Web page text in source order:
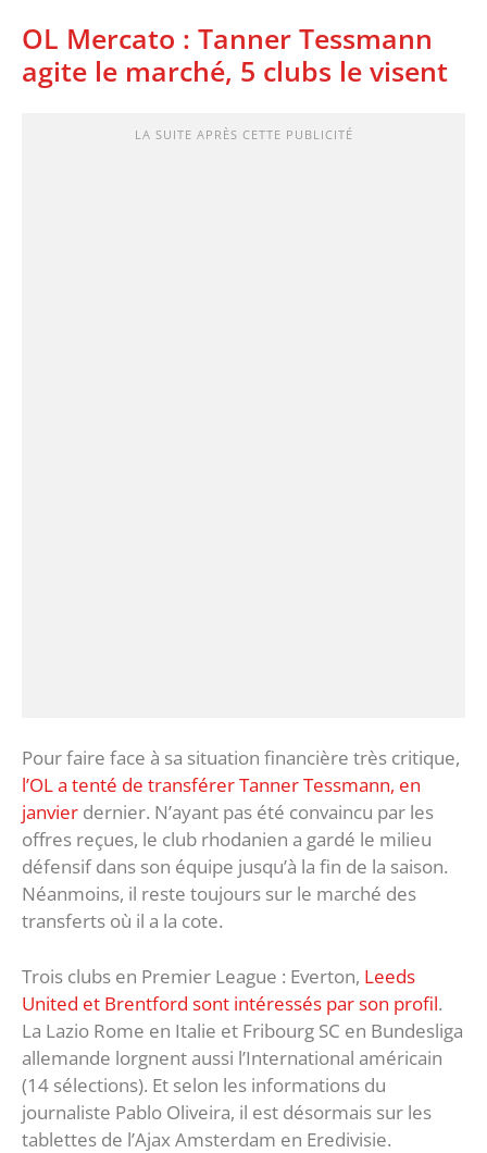
OL Mercato : Tanner Tessmann
agite le marché, 5 clubs le visent
LA SUITE APRÈS CETTE PUBLICITÉ
Pour faire face à sa situation financière très critique,
l’OL a tenté de transférer Tanner Tessmann, en
janvier dernier. N’ayant pas été convaincu par les
offres reçues, le club rhodanien a gardé le milieu
défensif dans son équipe jusqu’à la fin de la saison.
Néanmoins, il reste toujours sur le marché des
transferts où il a la cote.
Trois clubs en Premier League : Everton, Leeds
United et Brentford sont intéressés par son profil.
La Lazio Rome en Italie et Fribourg SC en Bundesliga
allemande lorgnent aussi l’International américain
(14 sélections). Et selon les informations du
journaliste Pablo Oliveira, il est désormais sur les
tablettes de l’Ajax Amsterdam en Eredivisie.